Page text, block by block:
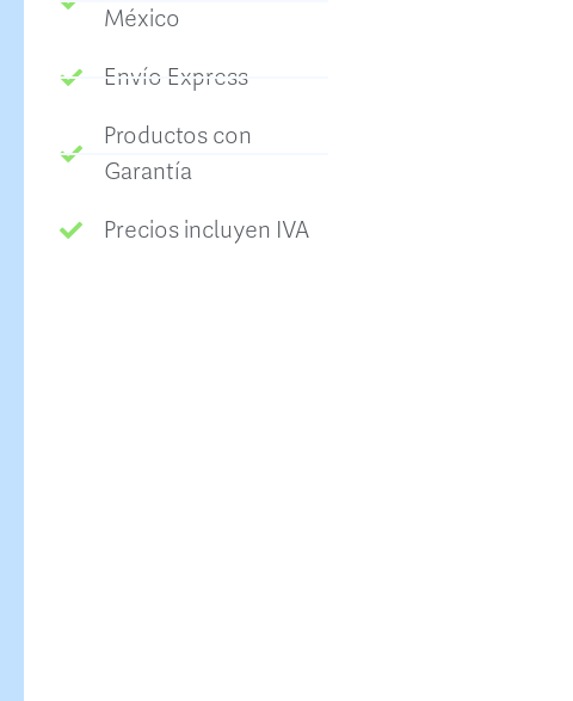
México
Envío Express
Productos con
Garantía
Precios incluyen IVA